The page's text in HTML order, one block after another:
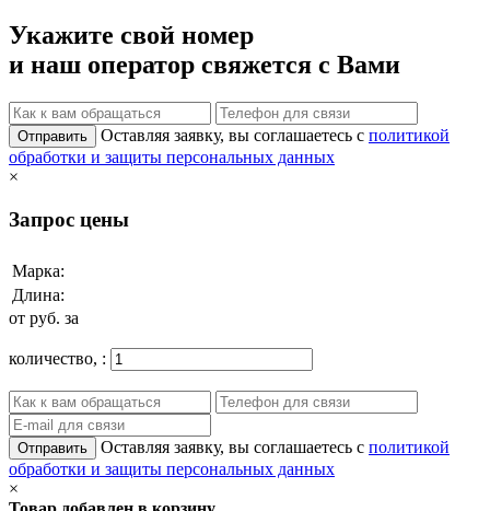
Укажите свой номер
и наш оператор свяжется с Вами
Отправить Оставляя заявку, вы соглашаетесь с политикой
обработки и защиты персональных данных
×
Запрос цены
Марка:
Длина:
от руб. за
количество, :
Отправить Оставляя заявку, вы соглашаетесь с политикой
обработки и защиты персональных данных
×